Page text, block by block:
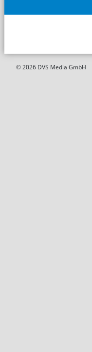
© 2026 DVS Media GmbH